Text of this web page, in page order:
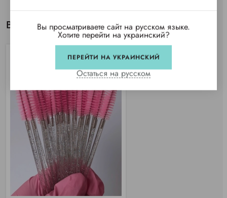
Вы просматривали
Вы просматриваете сайт на русском языке.
Хотите перейти на украинский?
ПЕРЕЙТИ НА УКРАИНСКИЙ
Остаться на русском